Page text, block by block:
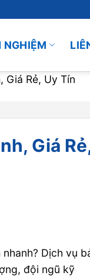
NGHIỆM
Giá Rẻ, Uy Tín
Giá
Dịch vụ
đội ngũ kỹ